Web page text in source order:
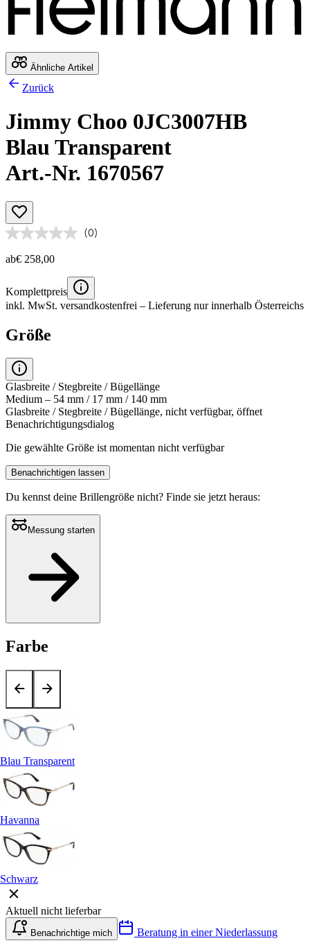
Ähnliche Artikel
Zurück
Jimmy Choo 0JC3007HB
Blau Transparent
Art.-Nr. 1670567
(0)
ab€ 258,00
Komplettpreis
inkl. MwSt. versandkostenfrei – Lieferung nur innerhalb Österreichs
Größe
Glasbreite / Stegbreite / Bügellänge
Medium – 54 mm / 17 mm / 140 mm
Glasbreite / Stegbreite / Bügellänge, nicht verfügbar, öffnet
Benachrichtigungsdialog
Die gewählte Größe ist momentan nicht verfügbar
Benachrichtigen lassen
Du kennst deine Brillengröße nicht? Finde sie jetzt heraus:
Messung starten
Farbe
Blau Transparent
Havanna
Schwarz
Aktuell nicht lieferbar
Benachrichtige mich Beratung in einer Niederlassung